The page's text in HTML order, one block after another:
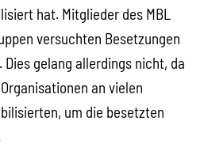
hat. Mitglieder des MBL
versuchten Besetzungen
gelang allerdings nicht, da
an vielen
um die besetzten